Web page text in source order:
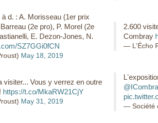
d. : A. Morisseau (1er prix
(2e pro), P. Morel (2e
E. Dezon-Jones, N.
SZ7GGi0fCN
May 18, 2019
2.600
Combray
— L'Écho
visiter... Vous y verrez en outre
https://t.co/MkaRW21CjY
May 31, 2019
— Société